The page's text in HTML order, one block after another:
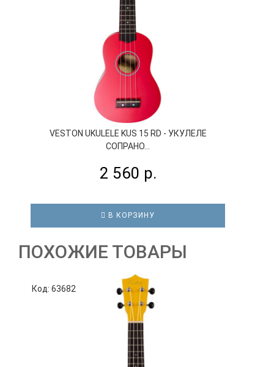
VESTON UKULELE KUS 15 RD - УКУЛЕЛЕ
СОПРАНО...
2 560 р.
В КОРЗИНУ
ПОХОЖИЕ ТОВАРЫ
Код: 63682